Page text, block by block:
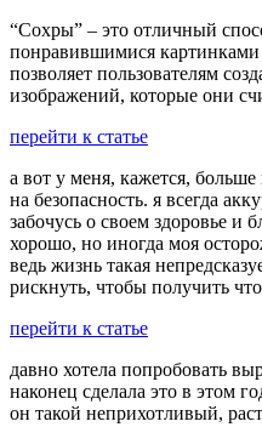
“Сохры” – это отличный
понравившимися
позволяет пользователям
изображений, которые они
перейти к статье
а вот у меня, кажется, больше
на безопасность. я всегда
забочусь о своем здоровье и
хорошо, но иногда моя
ведь жизнь такая
рискнуть, чтобы получить
перейти к статье
давно хотела попробовать
наконец сделала это в этом
он такой неприхотливый,